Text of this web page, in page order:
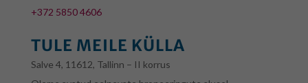
+372 5850 4606
TULE MEILE KÜLLA
Salve 4, 11612, Tallinn – II korrus